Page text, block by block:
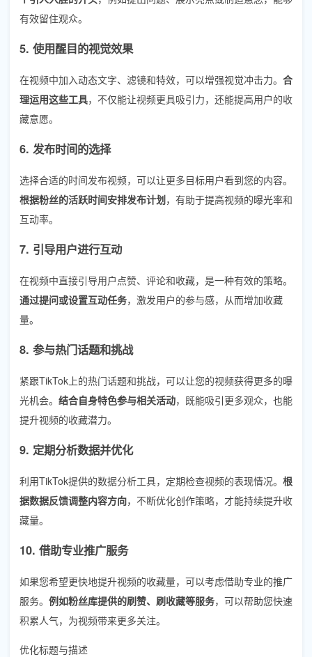
有效留住观众。
5. 使用醒目的视觉效果
在视频中加入动态文字、滤镜和特效，可以增强视觉冲击力。 合
理运用这些工具，不仅能让视频更具吸引力，还能提高用户的收
藏意愿。
6. 发布时间的选择
选择合适的时间发布视频，可以让更多目标用户看到您的内容。
根据粉丝的活跃时间安排发布计划，有助于提高视频的曝光率和
互动率。
7. 引导用户进行互动
在视频中直接引导用户点赞、评论和收藏，是一种有效的策略。
通过提问或设置互动任务，激发用户的参与感，从而增加收藏
量。
8. 参与热门话题和挑战
紧跟TikTok上的热门话题和挑战，可以让您的视频获得更多的曝
光机会。 结合自身特色参与相关活动，既能吸引更多观众，也能
提升视频的收藏潜力。
9. 定期分析数据并优化
利用TikTok提供的数据分析工具，定期检查视频的表现情况。 根
据数据反馈调整内容方向，不断优化创作策略，才能持续提升收
藏量。
10. 借助专业推广服务
如果您希望更快地提升视频的收藏量，可以考虑借助专业的推广
服务。 例如粉丝库提供的刷赞、刷收藏等服务，可以帮助您快速
积累人气，为视频带来更多关注。
优化标题与描述